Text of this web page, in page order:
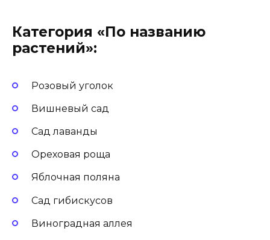
Категория «По названию
растений»:
Розовый уголок
Вишневый сад
Сад лаванды
Ореховая роща
Яблочная поляна
Сад гибискусов
Виноградная аллея